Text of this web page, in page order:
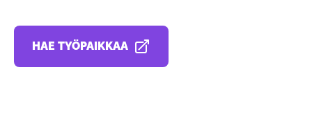
HAE TYÖPAIKKAA
AVAUTUU UUDESSA VÄLILEHDESSÄ